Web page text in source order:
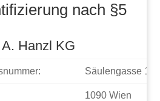
nach §5
Hanzl KG
Säulengasse 16/
1090 Wien